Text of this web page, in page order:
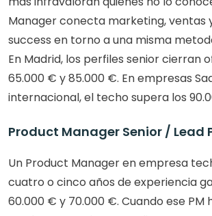
Manager conecta marketing, ventas
success en torno a una misma
En Madrid, los perfiles senior cierran
65.000 € y 85.000 €. En empresas
internacional, el techo supera los
Product Manager Senior / Lead
Un Product Manager en empresa
cuatro o cinco años de experiencia
60.000 € y 70.000 €. Cuando ese PM